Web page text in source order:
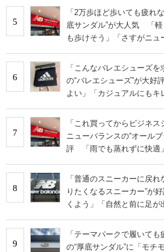
5
「2万歩ほど歩いても疲
底サンダル”が大人気 「
も歩けそう」「さすがニュ
6
「こんなバレエシューズ
の“バレエシューズ”が大
よい」「カジュアルにもキ
7
「これ買ってからビジネ
ニューバランスの“オール
評 「雨でも蒸れずに快適
8
「普通のスニーカーに戻
りたくなるスニーカー”が
くよう」「自然と前に足が
9
「テーマパークで履いて
の“厚底サンダル”に「モチ